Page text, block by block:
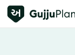
Skip